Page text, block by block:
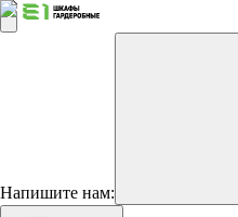
Напишите нам: